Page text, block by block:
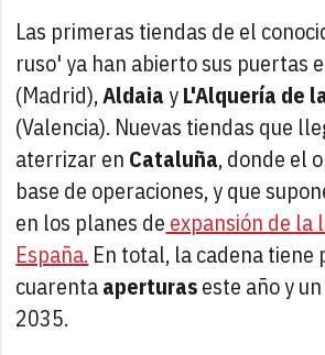
Las primeras tiendas de el
ruso' ya han abierto sus puertas
(Madrid),AldaiayL'Alquería de
(Valencia). Nuevas tiendas que
aterrizar en Cataluña, donde el
base de operaciones, y que
en los planes de expansión de la
España. En total, la cadena tiene
cuarentaaperturaseste año y
2035.